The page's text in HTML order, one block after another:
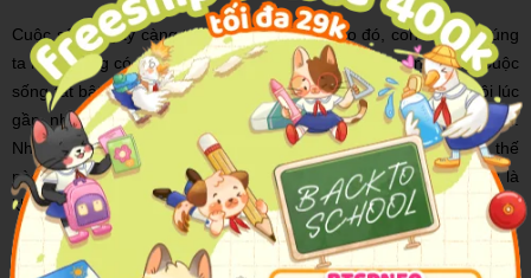
Cuộc sống ngày càng trở nên hối hả, và theo đó, con người chúng
ta ngày càng có nhiều nhiệm vụ và mục tiêu phải hoàn thành. Cuộc
sống tất bật này đã khiến nhiều người cảm thấy mệt mỏi và đôi lúc
gần như không thể kiểm soát được đời sống của chính mình.
Những lúc ấy, không ít người đã tự hỏi: Cuộc sống là gì và làm thế
nào để có được một cuộc sống như mong muốn? Thái độ sống là
khởi nguồn của mọi thành công hay thất bại của con người.
Quả thật, tất cả những gì chúng ta gặp phải trong cuộc sống đều